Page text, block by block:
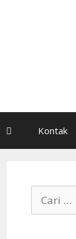
Kontak
untuk: